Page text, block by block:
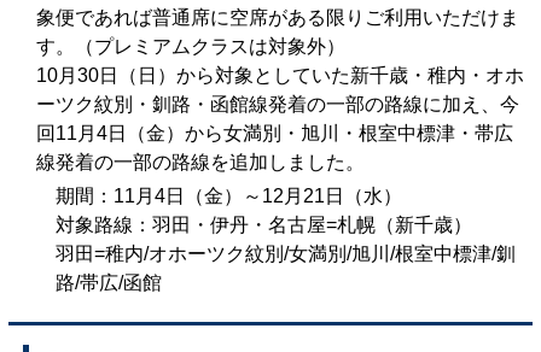
象便であれば普通席に空席がある限りご利用いただけま
す。（プレミアムクラスは対象外）
10月30日（日）から対象としていた新千歳・稚内・オホ
ーツク紋別・釧路・函館線発着の一部の路線に加え、今
回11月4日（金）から女満別・旭川・根室中標津・帯広
線発着の一部の路線を追加しました。
期間：11月4日（金）～12月21日（水）
対象路線：羽田・伊丹・名古屋=札幌（新千歳）
羽田=稚内/オホーツク紋別/女満別/旭川/根室中標津/釧
路/帯広/函館